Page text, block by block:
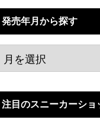
発売年月から探す
注目のスニーカーショ